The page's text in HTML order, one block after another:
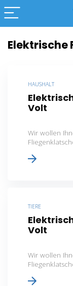
Elektrische
HAUSHALT
Volt
Wir wollen
TIERE
Volt
Wir wollen